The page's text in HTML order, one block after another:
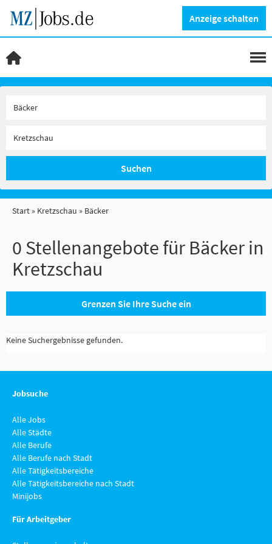
Anzeige schalten
Suchen
Start Kretzschau Bäcker
0 Stellenangebote für Bäcker in
Kretzschau
Grenzen Sie Ihre Suche ein
Keine Suchergebnisse gefunden.
Jobsuche
Alle Jobs
Alle Städte
Alle Berufe
Alle Berufe nach Stadt
Alle Tätigkeitsbereiche
Alle Tätigkeitsbereiche nach Stadt
Minijobs
Für Arbeitgeber